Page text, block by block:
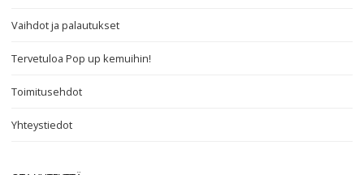
Vaihdot ja palautukset
Tervetuloa Pop up kemuihin!
Toimitusehdot
Yhteystiedot